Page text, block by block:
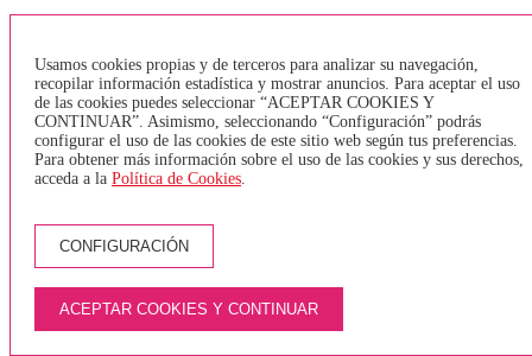
permitirá la entrada de animales, dentro de la bodega del vehículo y
mediante el uso de transportines homologados.
1.11.-. bicicletas:
De acuerdo con la Orden TES / 376/2014, que hace referencia a la
artículo 8, la normativa a seguir por la empresa TEISA será:
TRANSPORTE URBANO GIRONA, BANYOLES, LÍNEA
DEL TAV o VEHÍCULOS SIN BODEGA - Sólo se aceptarán
bicicletas plegables y que estén juntas. No está permitido entrar
bicicletas tipo Girocleta. - Se podrán transportar un máximo de 2
bicicletas (juntas) en la zona destinada para PMR (sillas de ruedas) -
En caso de que una persona en silla de ruedas quiera subir al
Usamos cookies propias y de terceros para analizar su navegación,
recopilar información estadística y mostrar anuncios. Para aceptar el uso
de las cookies puedes seleccionar “ACEPTAR COOKIES Y
CONTINUAR”. Asimismo, seleccionando “Configuración” podrás
configurar el uso de las cookies de este sitio web según tus preferencias.
Para obtener más información sobre el uso de las cookies y sus derechos,
acceda a la Política de Cookies.
CONFIGURACIÓN
ACEPTAR COOKIES Y CONTINUAR